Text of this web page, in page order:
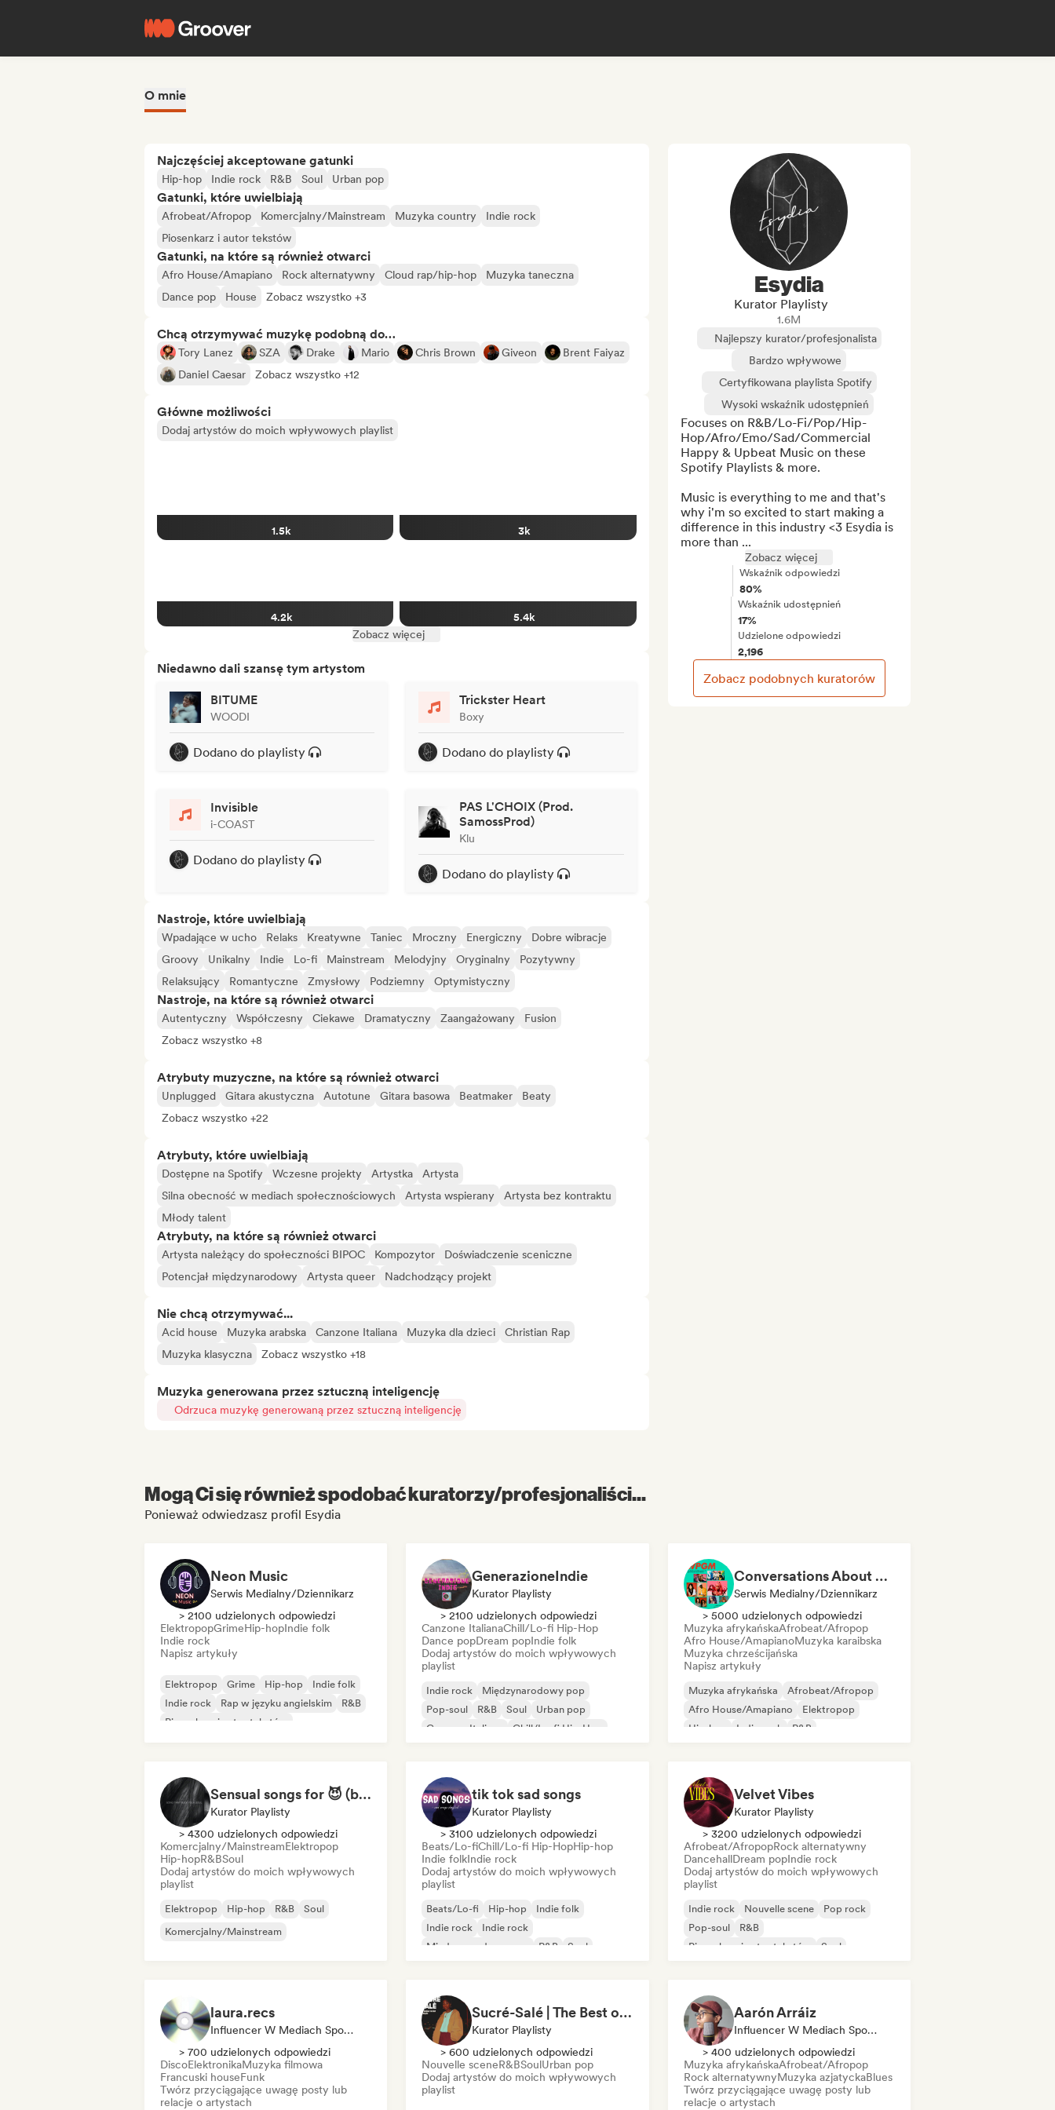
O mnie
Najczęściej akceptowane gatunki
Hip-hop Indie rock R&B Soul Urban pop
Gatunki, które uwielbiają
Afrobeat/Afropop Komercjalny/Mainstream Muzyka country
Indie rock
Piosenkarz i autor tekstów
Gatunki, na które są również otwarci
Afro House/Amapiano Rock alternatywny Cloud rap/hip-hop
Muzyka taneczna
Dance pop
House Zobacz wszystko +3
Chcą otrzymywać muzykę podobną do…
Tory Lanez SZA Drake Mario Chris Brown Giveon
Brent Faiyaz
Daniel Caesar
Zobacz wszystko +12
Główne możliwości
Dodaj artystów do moich wpływowych playlist
1.5k 3k
4.2k
5.4k
Zobacz więcej
Niedawno dali szansę tym artystom
BITUME
WOODI
Dodano do playlisty
Trickster Heart
Boxy
Dodano do playlisty
Invisible
i-COAST
Dodano do playlisty
PAS L'CHOIX (Prod.
SamossProd)
Klu
Dodano do playlisty
Nastroje, które uwielbiają
Wpadające w ucho Relaks Kreatywne Taniec Mroczny Energiczny
Dobre wibracje
Groovy
Unikalny Indie Lo-fi Mainstream Melodyjny Oryginalny
Pozytywny
Relaksujący
Romantyczne Zmysłowy Podziemny Optymistyczny
Nastroje, na które są również otwarci
Autentyczny Współczesny Ciekawe Dramatyczny Zaangażowany
Fusion
Zobacz wszystko +8
Atrybuty muzyczne, na które są również otwarci
Unplugged Gitara akustyczna Autotune Gitara basowa Beatmaker
Beaty
Zobacz wszystko +22
Atrybuty, które uwielbiają
Dostępne na Spotify Wczesne projekty Artystka
Artysta
Silna obecność w mediach społecznościowych
Artysta wspierany
Artysta bez kontraktu
Młody talent
Atrybuty, na które są również otwarci
Artysta należący do społeczności BIPOC Kompozytor
Doświadczenie sceniczne
Potencjał międzynarodowy
Artysta queer Nadchodzący projekt
Nie chcą otrzymywać...
Acid house Muzyka arabska Canzone Italiana Muzyka dla dzieci
Christian Rap
Muzyka klasyczna
Zobacz wszystko +18
Muzyka generowana przez sztuczną inteligencję
Odrzuca muzykę generowaną przez sztuczną inteligencję
Esydia
Kurator Playlisty
1.6M
Najlepszy kurator/profesjonalista
Bardzo wpływowe
Certyfikowana playlista Spotify
Wysoki wskaźnik udostępnień
Focuses on R&B/Lo-Fi/Pop/Hip-
Hop/Afro/Emo/Sad/Commercial
Happy & Upbeat Music on these
Spotify Playlists & more.
Music is everything to me and that's
why i'm so excited to start making a
difference in this industry <3 Esydia is
more than ...
Zobacz więcej
Wskaźnik odpowiedzi
80%
Wskaźnik udostępnień
17%
Udzielone odpowiedzi
2,196
Zobacz podobnych kuratorów
Mogą Ci się również spodobać kuratorzy/profesjonaliści...
Ponieważ odwiedzasz profil Esydia
Neon Music
Serwis Medialny/Dziennikarz
> 2100 udzielonych odpowiedzi
ElektropopGrimeHip-hopIndie folk
Indie rock
Napisz artykuły
Elektropop Grime Hip-hop
Indie folk
Indie rock
Rap w języku angielskim
R&B
Piosenkarz i autor tekstów
GenerazioneIndie
Kurator Playlisty
> 2100 udzielonych odpowiedzi
Canzone ItalianaChill/Lo-fi Hip-Hop
Dance popDream popIndie folk
Dodaj artystów do moich wpływowych
playlist
Indie rock
Międzynarodowy pop
Pop-soul
R&B Soul
Urban pop
Canzone Italiana
Chill/Lo-fi Hip-Hop
Conversations About Her
Serwis Medialny/Dziennikarz
> 5000 udzielonych odpowiedzi
Muzyka afrykańskaAfrobeat/Afropop
Afro House/AmapianoMuzyka karaibska
Muzyka chrześcijańska
Napisz artykuły
Muzyka afrykańska
Afrobeat/Afropop
Afro House/Amapiano
Elektropop
Hip-hop
Indie rock
R&B
Sensual songs for 😈 (by R3YAN)
Kurator Playlisty
> 4300 udzielonych odpowiedzi
Komercjalny/MainstreamElektropop
Hip-hopR&BSoul
Dodaj artystów do moich wpływowych
playlist
Elektropop Hip-hop R&B
Soul
Komercjalny/Mainstream
tik tok sad songs
Kurator Playlisty
> 3100 udzielonych odpowiedzi
Beats/Lo-fiChill/Lo-fi Hip-HopHip-hop
Indie folkIndie rock
Dodaj artystów do moich wpływowych
playlist
Beats/Lo-fi Hip-hop
Indie folk
Indie rock
Indie rock
Międzynarodowy pop
R&B Soul
Velvet Vibes
Kurator Playlisty
> 3200 udzielonych odpowiedzi
Afrobeat/AfropopRock alternatywny
DancehallDream popIndie rock
Dodaj artystów do moich wpływowych
playlist
Indie rock Nouvelle scene
Pop rock
Pop-soul
R&B
Piosenkarz i autor tekstów
Soul
laura.recs
Influencer W Mediach Społecznościowych
> 700 udzielonych odpowiedzi
DiscoElektronikaMuzyka filmowa
Francuski houseFunk
Twórz przyciągające uwagę posty lub
relacje o artystach
Sucré-Salé | The Best of French R&B
Kurator Playlisty
> 600 udzielonych odpowiedzi
Nouvelle sceneR&BSoulUrban pop
Dodaj artystów do moich wpływowych
playlist
Aarón Arráiz
Influencer W Mediach Społecznościowych
> 400 udzielonych odpowiedzi
Muzyka afrykańskaAfrobeat/Afropop
Rock alternatywnyMuzyka azjatyckaBlues
Twórz przyciągające uwagę posty lub
relacje o artystach